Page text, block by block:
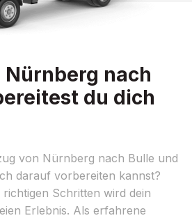
Nürnberg nach
du dich
von Nürnberg nach Bulle und
darauf vorbereiten kannst?
richtigen Schritten wird dein
Erlebnis. Als erfahrene